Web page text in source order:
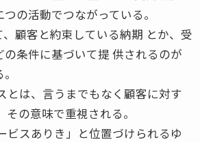
の活動でつながっている。
顧客と約束している納期 とか、受
条件に基づいて提 供されるのが
とは、言うまでもなく顧客に対す
の意味で重視される。
ビスありき」と位置づけられるゆ